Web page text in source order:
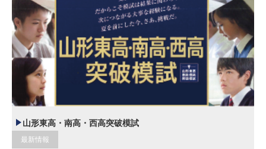
山形東高・南高・西高突破模試
最新情報